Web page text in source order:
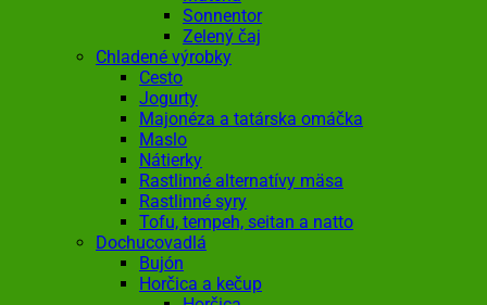
Sonnentor
Zelený čaj
Chladené výrobky
Cesto
Jogurty
Majonéza a tatárska omáčka
Maslo
Nátierky
Rastlinné alternatívy mäsa
Rastlinné syry
Tofu, tempeh, seitan a natto
Dochucovadlá
Bujón
Horčica a kečup